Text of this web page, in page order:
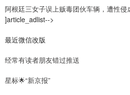
阿根廷三女子误上贩毒团伙车辆，遭性侵
]article_adlist-->
最近微信改版
经常有读者朋友错过推送
星标🌟“新京报”